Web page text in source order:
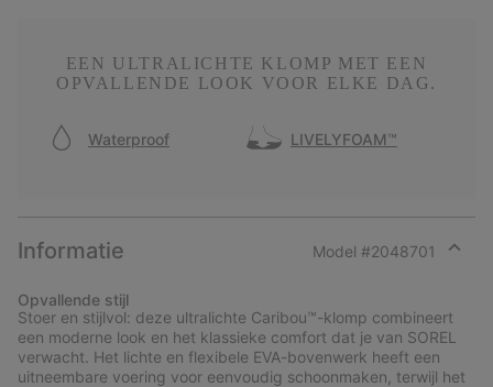
EEN ULTRALICHTE KLOMP MET EEN
OPVALLENDE LOOK VOOR ELKE DAG.
Waterproof LIVELYFOAM™
Informatie Model #2048701
section
Opvallende stijl
Stoer en stijlvol: deze ultralichte Caribou™-klomp combineert
een moderne look en het klassieke comfort dat je van SOREL
verwacht. Het lichte en flexibele EVA-bovenwerk heeft een
uitneembare voering voor eenvoudig schoonmaken, terwijl het